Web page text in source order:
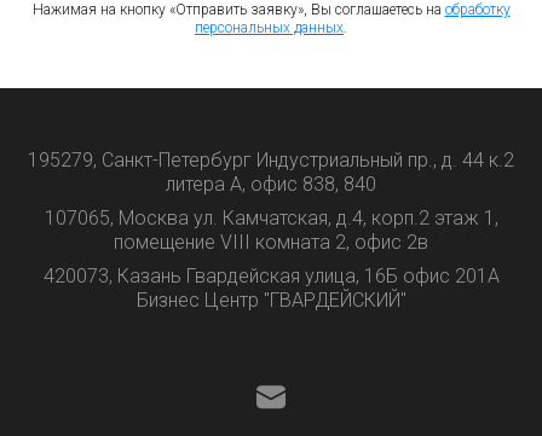
Нажимая на кнопку «Отправить заявку», Вы соглашаетесь на обработку
персональных данных.
195279, Санкт-Петербург Индустриальный пр., д. 44 к.2
литера А, офис 838, 840
107065, Москва ул. Камчатская, д.4, корп.2 этаж 1,
помещение VIII комната 2, офис 2в
420073, Казань Гвардейская улица, 16Б офис 201А
Бизнес Центр "ГВАРДЕЙСКИЙ"